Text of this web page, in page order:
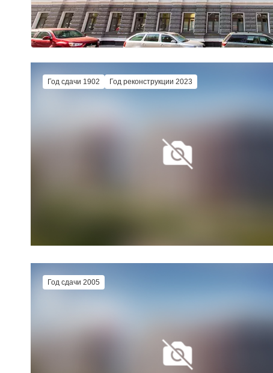
Год сдачи 1902 Год реконструкции 2023
Год сдачи 2005